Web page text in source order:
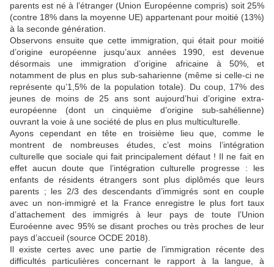
parents est né à l’étranger (Union Européenne compris) soit 25%
(contre 18% dans la moyenne UE) appartenant pour moitié (13%)
à la seconde génération.
Observons ensuite que cette immigration, qui était pour moitié
d’origine européenne jusqu’aux années 1990, est devenue
désormais une immigration d’origine africaine à 50%, et
notamment de plus en plus sub-saharienne (même si celle-ci ne
représente qu’1,5% de la population totale). Du coup, 17% des
jeunes de moins de 25 ans sont aujourd’hui d’origine extra-
européenne (dont un cinquième d’origine sub-sahélienne)
ouvrant la voie à une société de plus en plus multiculturelle.
Ayons cependant en tête en troisième lieu que, comme le
montrent de nombreuses études, c’est moins l’intégration
culturelle que sociale qui fait principalement défaut ! Il ne fait en
effet aucun doute que l’intégration culturelle progresse : les
enfants de résidents étrangers sont plus diplômés que leurs
parents ; les 2/3 des descendants d’immigrés sont en couple
avec un non-immigré et la France enregistre le plus fort taux
d’attachement des immigrés à leur pays de toute l’Union
Euroéenne avec 95% se disant proches ou très proches de leur
pays d’accueil (source OCDE 2018).
Il existe certes avec une partie de l’immigration récente des
difficultés particulières concernant le rapport à la langue, à